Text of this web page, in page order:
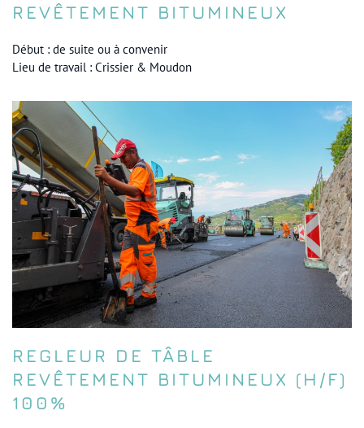
REVÊTEMENT BITUMINEUX
Début : de suite ou à convenir
Lieu de travail : Crissier & Moudon
REGLEUR DE TÂBLE
REVÊTEMENT BITUMINEUX (H/F)
100%